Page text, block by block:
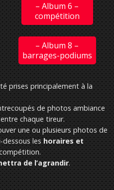
– Album 6 –
compétition
– Album 8 –
barrages-podiums
prises principalement à la
de photos ambiance
chaque tireur.
une ou plusieurs photos de
dessous leshoraires et
de l’agrandir.